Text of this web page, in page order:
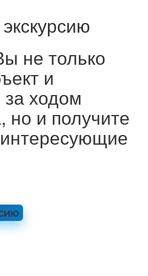
не только
и
ходом
но и получите